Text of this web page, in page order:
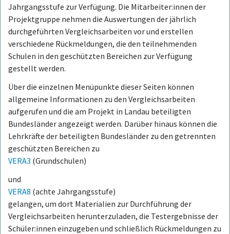
Jahrgangsstufe zur Verfügung. Die Mitarbeiter:innen der
Projektgruppe nehmen die Auswertungen der jährlich
durchgeführten Vergleichsarbeiten vor und erstellen
verschiedene Rückmeldungen, die den teilnehmenden
Schulen in den geschützten Bereichen zur Verfügung
gestellt werden.
Über die einzelnen Menüpunkte dieser Seiten können
allgemeine Informationen zu den Vergleichsarbeiten
aufgerufen und die am Projekt in Landau beteiligten
Bundesländer angezeigt werden. Darüber hinaus können die
Lehrkräfte der beteiligten Bundesländer zu den getrennten
geschützten Bereichen zu
VERA3 (Grundschulen)
und
VERA8 (achte Jahrgangsstufe)
gelangen, um dort Materialien zur Durchführung der
Vergleichsarbeiten herunterzuladen, die Testergebnisse der
Schüler:innen einzugeben und schließlich Rückmeldungen zu